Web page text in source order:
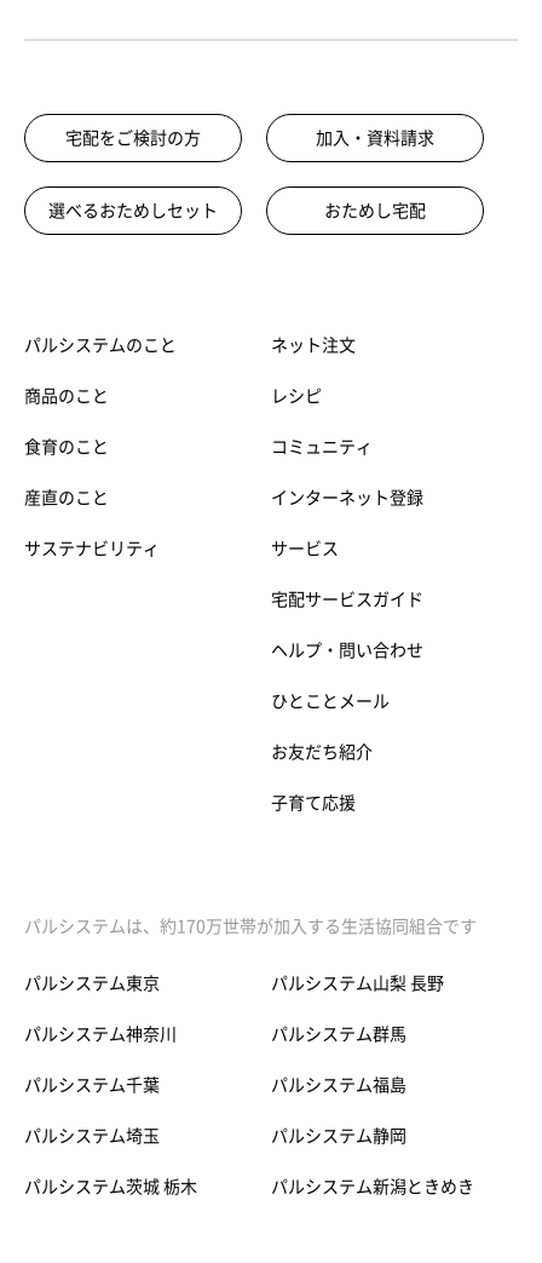
宅配をご検討の方 加入・資料請求
選べるおためしセット おためし宅配
パルシステムのこと
商品のこと
食育のこと
産直のこと
サステナビリティ
ネット注文
レシピ
コミュニティ
インターネット登録
サービス
宅配サービスガイド
ヘルプ・問い合わせ
ひとことメール
お友だち紹介
子育て応援
パルシステムは、約170万世帯が加入する生活協同組合です
パルシステム東京
パルシステム神奈川
パルシステム千葉
パルシステム埼玉
パルシステム茨城 栃木
パルシステム山梨 長野
パルシステム群馬
パルシステム福島
パルシステム静岡
パルシステム新潟ときめき